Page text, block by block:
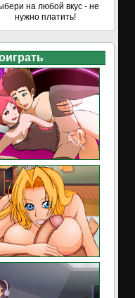
на любой вкус - не
нужно платить!